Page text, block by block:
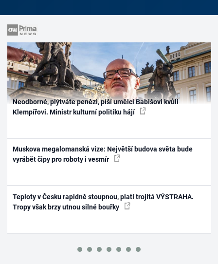
Neodborné, plýtváte penězi, píší umělci Babišovi kvůli
Klempířovi. Ministr kulturní politiku hájí
Muskova megalomanská vize: Největší budova světa bude
vyrábět čipy pro roboty i vesmír
Teploty v Česku rapidně stoupnou, platí trojitá VÝSTRAHA.
Tropy však brzy utnou silné bouřky